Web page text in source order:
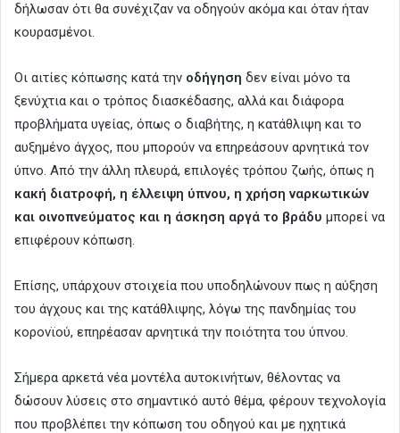
δήλωσαν ότι θα συνέχιζαν να οδηγούν ακόμα και όταν ήταν
κουρασμένοι.
Οι αιτίες κόπωσης κατά την οδήγηση δεν είναι μόνο τα
ξενύχτια και ο τρόπος διασκέδασης, αλλά και διάφορα
προβλήματα υγείας, όπως ο διαβήτης, η κατάθλιψη και το
αυξημένο άγχος, που μπορούν να επηρεάσουν αρνητικά τον
ύπνο. Από την άλλη πλευρά, επιλογές τρόπου ζωής, όπως η
κακή διατροφή, η έλλειψη ύπνου, η χρήση ναρκωτικών
και οινοπνεύματος και η άσκηση αργά το βράδυ μπορεί να
επιφέρουν κόπωση.
Επίσης, υπάρχουν στοιχεία που υποδηλώνουν πως η αύξηση
του άγχους και της κατάθλιψης, λόγω της πανδημίας του
κορονϊού, επηρέασαν αρνητικά την ποιότητα του ύπνου.
Σήμερα αρκετά νέα μοντέλα αυτοκινήτων, θέλοντας να
δώσουν λύσεις στο σημαντικό αυτό θέμα, φέρουν τεχνολογία
που προβλέπει την κόπωση του οδηγού και με ηχητικά